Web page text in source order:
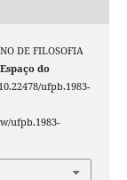
DE FILOSOFIA
do
ufpb.1983-
ufpb.1983-